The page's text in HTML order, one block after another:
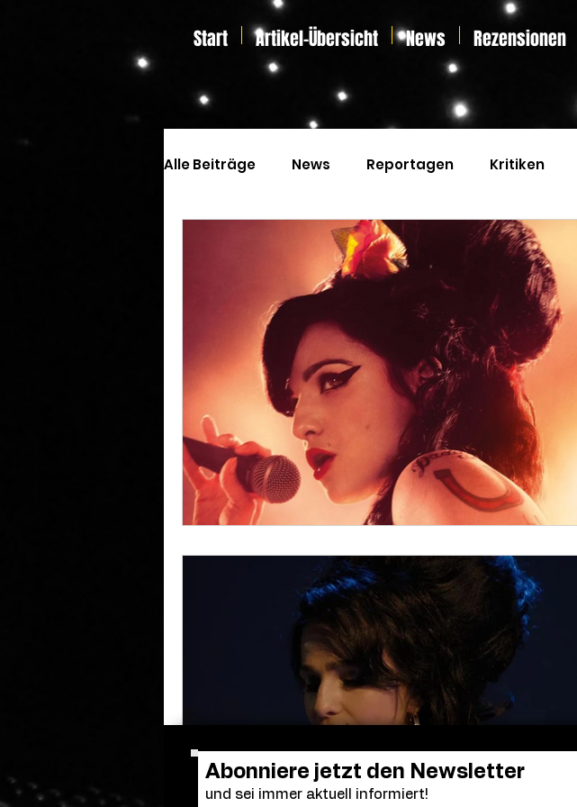
Start Artikel-Übersicht News Rezensionen
Alle Beiträge News Reportagen Kritiken
Specials Home
Abonniere jetzt den Newsletter
und sei immer aktuell informiert!